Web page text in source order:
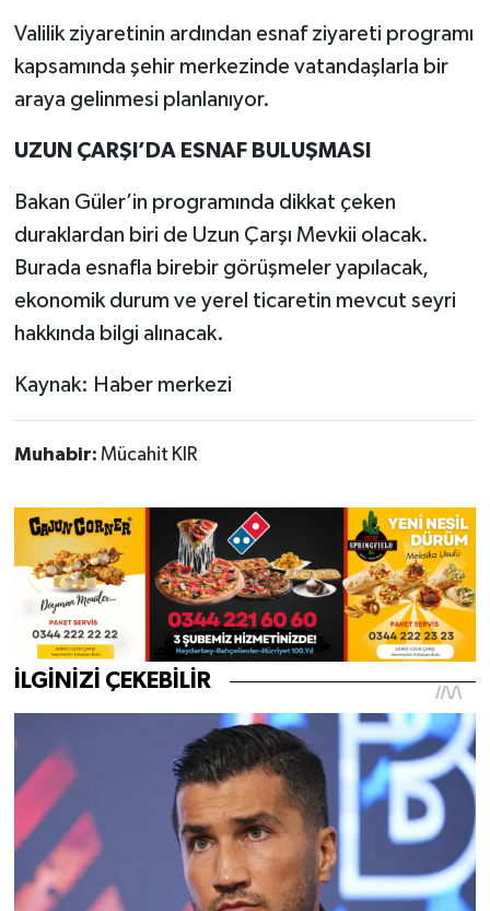
Valilik ziyaretinin ardından esnaf ziyareti programı
kapsamında şehir merkezinde vatandaşlarla bir
araya gelinmesi planlanıyor.
UZUN ÇARŞI’DA ESNAF BULUŞMASI
Bakan Güler’in programında dikkat çeken
duraklardan biri de Uzun Çarşı Mevkii olacak.
Burada esnafla birebir görüşmeler yapılacak,
ekonomik durum ve yerel ticaretin mevcut seyri
hakkında bilgi alınacak.
Kaynak: Haber merkezi
Muhabir: Mücahit KIR